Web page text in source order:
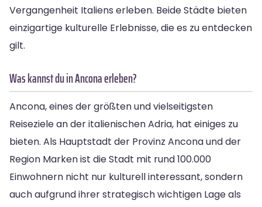
Vergangenheit Italiens erleben. Beide Städte bieten
einzigartige kulturelle Erlebnisse, die es zu entdecken
gilt.
Was kannst du in Ancona erleben?
Ancona, eines der größten und vielseitigsten
Reiseziele an der italienischen Adria, hat einiges zu
bieten. Als Hauptstadt der Provinz Ancona und der
Region Marken ist die Stadt mit rund 100.000
Einwohnern nicht nur kulturell interessant, sondern
auch aufgrund ihrer strategisch wichtigen Lage als